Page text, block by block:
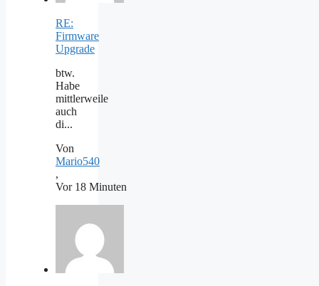
RE:
Firmware
Upgrade
btw.
Habe
mittlerweile
auch
di...
Von
Mario540
,
Vor 18 Minuten